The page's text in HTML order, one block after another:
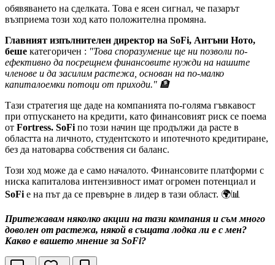
обявяването на сделката. Това е ясен сигнал, че пазарът
възприема този ход като положителна промяна.
Главният изпълнителен директор на SoFi, Антъни Ното,
беше категоричен : "Това споразумение ще ни позволи по-
ефективно да посрещнем финансовите нужди на нашите
членове и да засилим растежа, основан на по-малко
капиталоемки потоци от приходи." 🏦
Тази стратегия ще даде на компанията по-голяма гъвкавост
при отпускането на кредити, като финансовият риск се поема
от Fortress. SoFi по този начин ще продължи да расте в
областта на личното, студентското и ипотечното кредитиране,
без да натоварва собствения си баланс.
Този ход може да е само началото. Финансовите платформи с
ниска капиталова интензивност имат огромен потенциал и
SoFi е на път да се превърне в лидер в тази област. 🌍📊
Притежавам няколко акции на тази компания и съм много
доволен от растежа, някой в същата лодка ли е с мен?
Какво е вашето мнение за SoFi?